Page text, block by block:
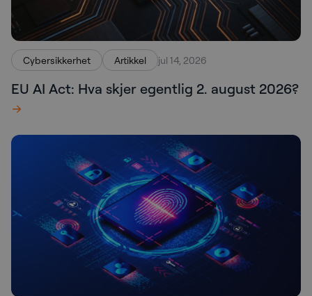
Cybersikkerhet Artikkel jul 14, 2026
EU AI Act: Hva skjer egentlig 2. august 2026?